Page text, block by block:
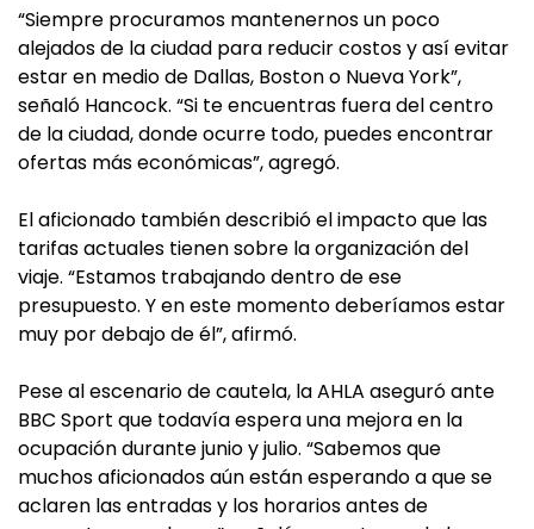
“Siempre procuramos mantenernos un poco
alejados de la ciudad para reducir costos y así evitar
estar en medio de Dallas, Boston o Nueva York”,
señaló Hancock. “Si te encuentras fuera del centro
de la ciudad, donde ocurre todo, puedes encontrar
ofertas más económicas”, agregó.
El aficionado también describió el impacto que las
tarifas actuales tienen sobre la organización del
viaje. “Estamos trabajando dentro de ese
presupuesto. Y en este momento deberíamos estar
muy por debajo de él”, afirmó.
Pese al escenario de cautela, la AHLA aseguró ante
BBC Sport que todavía espera una mejora en la
ocupación durante junio y julio. “Sabemos que
muchos aficionados aún están esperando a que se
aclaren las entradas y los horarios antes de